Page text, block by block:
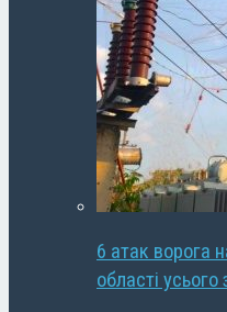
6 атак ворога
області усього